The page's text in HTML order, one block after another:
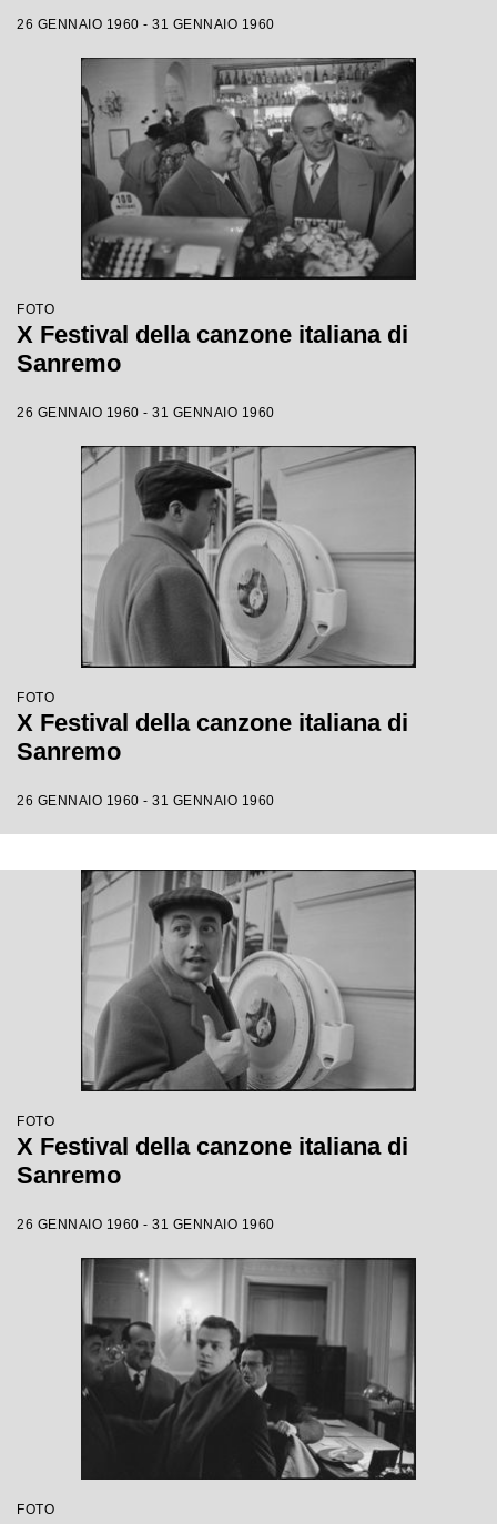
26 GENNAIO 1960 - 31 GENNAIO 1960
FOTO
X Festival della canzone italiana di
Sanremo
26 GENNAIO 1960 - 31 GENNAIO 1960
FOTO
X Festival della canzone italiana di
Sanremo
26 GENNAIO 1960 - 31 GENNAIO 1960
FOTO
X Festival della canzone italiana di
Sanremo
26 GENNAIO 1960 - 31 GENNAIO 1960
FOTO